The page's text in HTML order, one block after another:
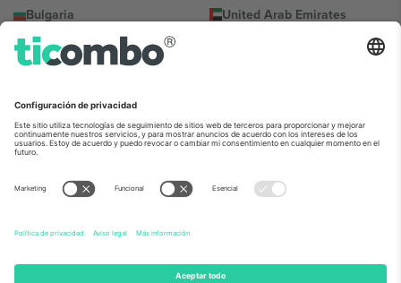
Bulgaria
Regus Sofia City West, bul
Totleben 53-55, 1606 Sofia,
United Arab Emirates
UAE Dubai Silicon Oasis, DDP
Building A1, Office 302, Dubai,
Mexico
Av Chapultepec 360, Roma
Norte, Cuauhtémoc, 06700
Ciudad de México, CDMX,
Mexico
La entidad jurídica del proveedor de la plataforma puede variar en
información, consulte la página específica del evento, el pie de